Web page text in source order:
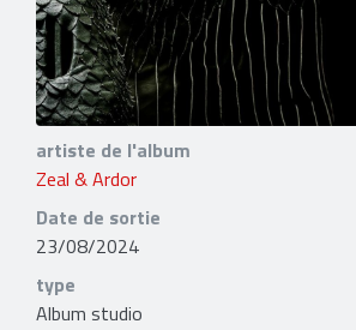
artiste de l'album
Zeal & Ardor
Date de sortie
23/08/2024
type
Album studio